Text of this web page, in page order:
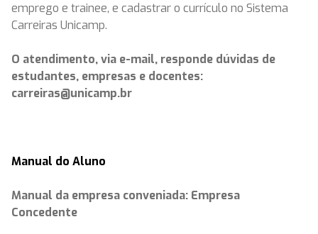
emprego e trainee, e cadastrar o currículo no Sistema
Carreiras Unicamp.
O atendimento, via e-mail, responde dúvidas de
estudantes, empresas e docentes:
carreiras@unicamp.br
Manual do Aluno
Manual da empresa conveniada: Empresa
Concedente